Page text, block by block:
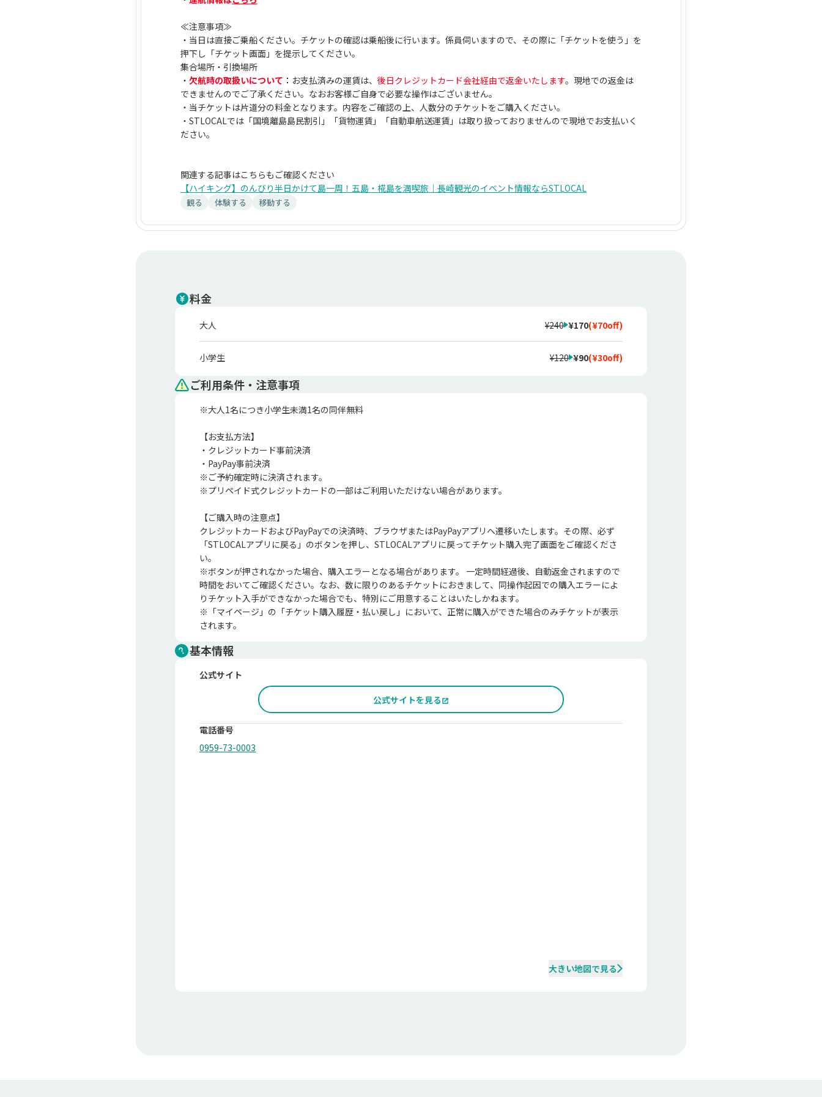
≪注意事項≫
・当日は直接ご乗船ください。チケットの確認は乗船後に行います。係員伺いますので、その際に「チケットを使う」を
押下し「チケット画面」を提示してください。
集合場所・引換場所
・ 欠航時の取扱いについて ： お支払済みの運賃は、 後日クレジットカード会社経由で返金いたします。現地での返金は
できませんのでご了承ください。なおお客様ご自身で必要な操作はございません。
・当チケットは片道分の料金となります。内容をご確認の上、人数分のチケットをご購入ください。
・STLOCALでは「国境離島島民割引」「貨物運賃」「自動車航送運賃」は取り扱っておりませんので現地でお支払いく
ださい。
関連する記事はこちらもご確認ください
【ハイキング】のんびり半日かけて島一周！五島・椛島を満喫旅｜長崎観光のイベント情報ならSTLOCAL
観る 体験する 移動する
料金
大人 ¥240 ¥170(¥70off)
小学生 ¥120 ¥90(¥30off)
ご利用条件・注意事項
※大人1名につき小学生未満1名の同伴無料
【お支払方法】
・クレジットカード事前決済
・PayPay事前決済
※ご予約確定時に決済されます。
※プリペイド式クレジットカードの一部はご利用いただけない場合があります。
【ご購入時の注意点】
クレジットカードおよびPayPayでの決済時、ブラウザまたはPayPayアプリへ遷移いたします。その際、必ず
「STLOCALアプリに戻る」のボタンを押し、STLOCALアプリに戻ってチケット購入完了画面をご確認くださ
い。
※ボタンが押されなかった場合、購入エラーとなる場合があります。 一定時間経過後、自動返金されますので
時間をおいてご確認ください。なお、数に限りのあるチケットにおきまして、同操作起因での購入エラーによ
りチケット入手ができなかった場合でも、特別にご用意することはいたしかねます。
※「マイページ」の「チケット購入履歴・払い戻し」において、正常に購入ができた場合のみチケットが表示
されます。
基本情報
公式サイト
公式サイトを見る
電話番号
0959-73-0003
大きい地図で見る